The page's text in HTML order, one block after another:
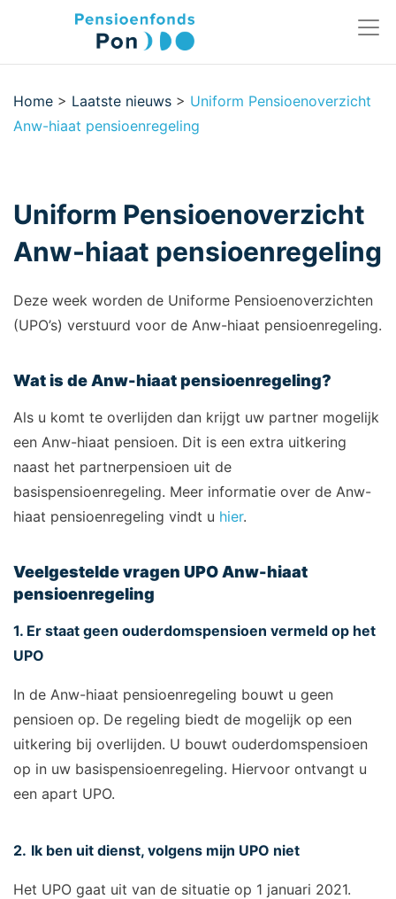
Home > Laatste nieuws > Uniform Pensioenoverzicht
Anw-hiaat pensioenregeling
Uniform Pensioenoverzicht
Anw-hiaat pensioenregeling
Deze week worden de Uniforme Pensioenoverzichten
(UPO’s) verstuurd voor de Anw-hiaat pensioenregeling.
Wat is de Anw-hiaat pensioenregeling?
Als u komt te overlijden dan krijgt uw partner mogelijk
een Anw-hiaat pensioen. Dit is een extra uitkering
naast het partnerpensioen uit de
basispensioenregeling. Meer informatie over de Anw-
hiaat pensioenregeling vindt u hier.
Veelgestelde vragen UPO Anw-hiaat
pensioenregeling
1. Er staat geen ouderdomspensioen vermeld op het
UPO
In de Anw-hiaat pensioenregeling bouwt u geen
pensioen op. De regeling biedt de mogelijk op een
uitkering bij overlijden. U bouwt ouderdomspensioen
op in uw basispensioenregeling. Hiervoor ontvangt u
een apart UPO.
2. Ik ben uit dienst, volgens mijn UPO niet
Het UPO gaat uit van de situatie op 1 januari 2021.